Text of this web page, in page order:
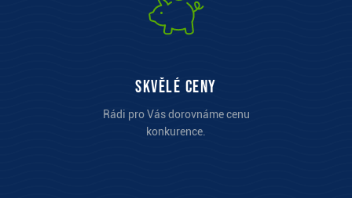
Skvělé ceny
Rádi pro Vás dorovnáme cenu
konkurence.